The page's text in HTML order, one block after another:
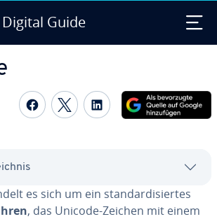
Digital Guide
Auf Facebook teilen
Auf Twitter teilen
Auf LinkedIn
es sich um ein stan­dar­di­sier­tes
, das Unicode-Zeichen mit einem